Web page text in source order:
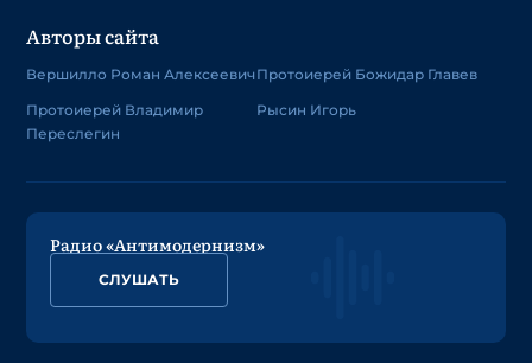
Авторы сайта
Вершилло Роман Алексеевич
Протоиерей Владимир
Переслегин
Протоиерей Божидар Главев
Рысин Игорь
Радио «Антимодернизм»
СЛУШАТЬ